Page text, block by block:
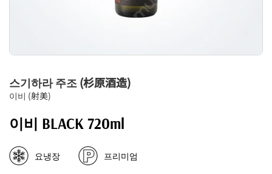
스기하라 주조 (杉原酒造)
이비 (射美)
이비 BLACK 720ml
요냉장 프리미엄